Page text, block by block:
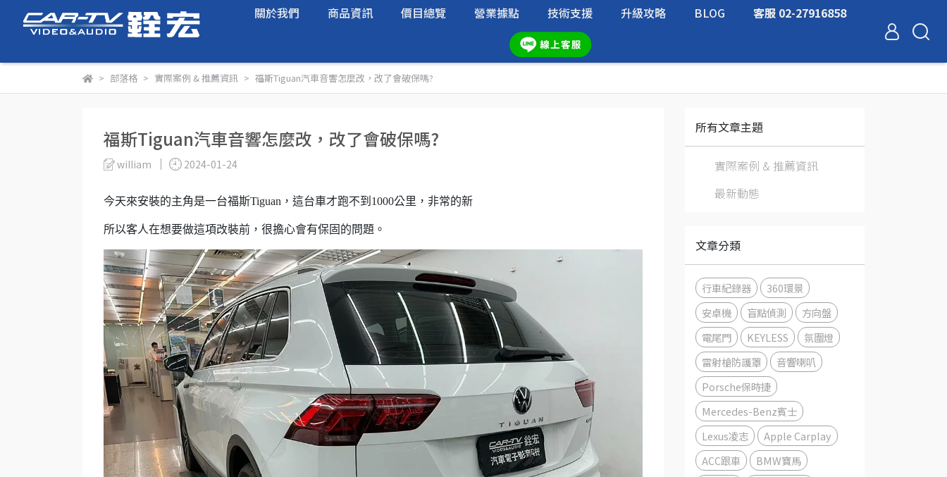
關於我們 商品資訊 價目總覽 營業據點 技術支援 升級攻略 BLOG 客服 02-27916858
部落格 實際案例 & 推薦資訊 福斯Tiguan汽車音響怎麼改，改了會破保嗎?
福斯Tiguan汽車音響怎麼改，改了會破保嗎?
william 2024-01-24
今天來安裝的主角是一台福斯Tiguan，這台車才跑不到1000公里，非常的新
所以客人在想要做這項改裝前，很擔心會有保固的問題。
所有文章主題
實際案例 & 推薦資訊
最新動態
文章分類
行車紀錄器
360環景
安卓機
盲點偵測
方向盤
電尾門
KEYLESS
氛圍燈
雷射槍防護罩
音響喇叭
Porsche保時捷
Mercedes-Benz賓士
Lexus凌志
Apple Carplay
ACC跟車
BMW寶馬